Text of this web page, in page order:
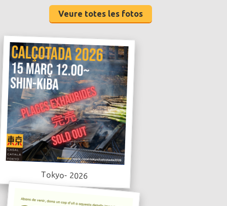
Veure totes les fotos
Tokyo- 2026